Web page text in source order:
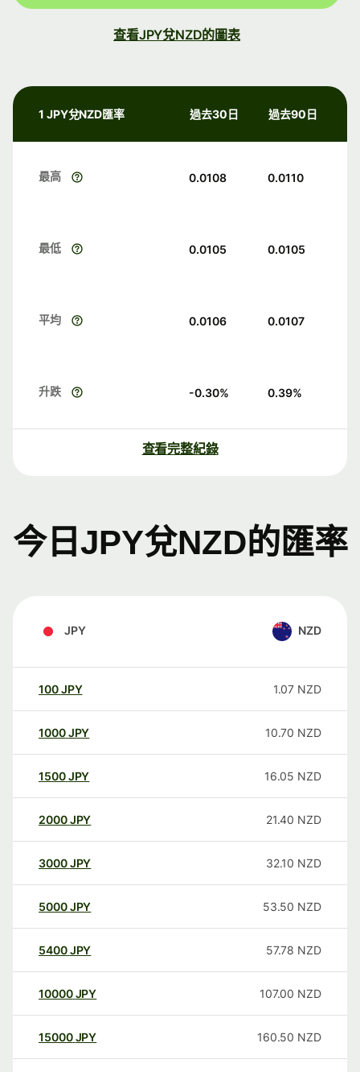
查看JPY兌NZD的圖表
1 JPY兌NZD匯率 過去30日 過去90日
最高 0.0108 0.0110
最低 0.0105 0.0105
平均 0.0106 0.0107
升跌 -0.30% 0.39%
查看完整紀錄
今日JPY兌NZD的匯率
JPY NZD
100JPY 1.07 NZD
1000JPY 10.70 NZD
1500JPY 16.05 NZD
2000JPY 21.40 NZD
3000JPY 32.10 NZD
5000JPY 53.50 NZD
5400JPY 57.78 NZD
10000 JPY 107.00 NZD
15000 JPY 160.50 NZD